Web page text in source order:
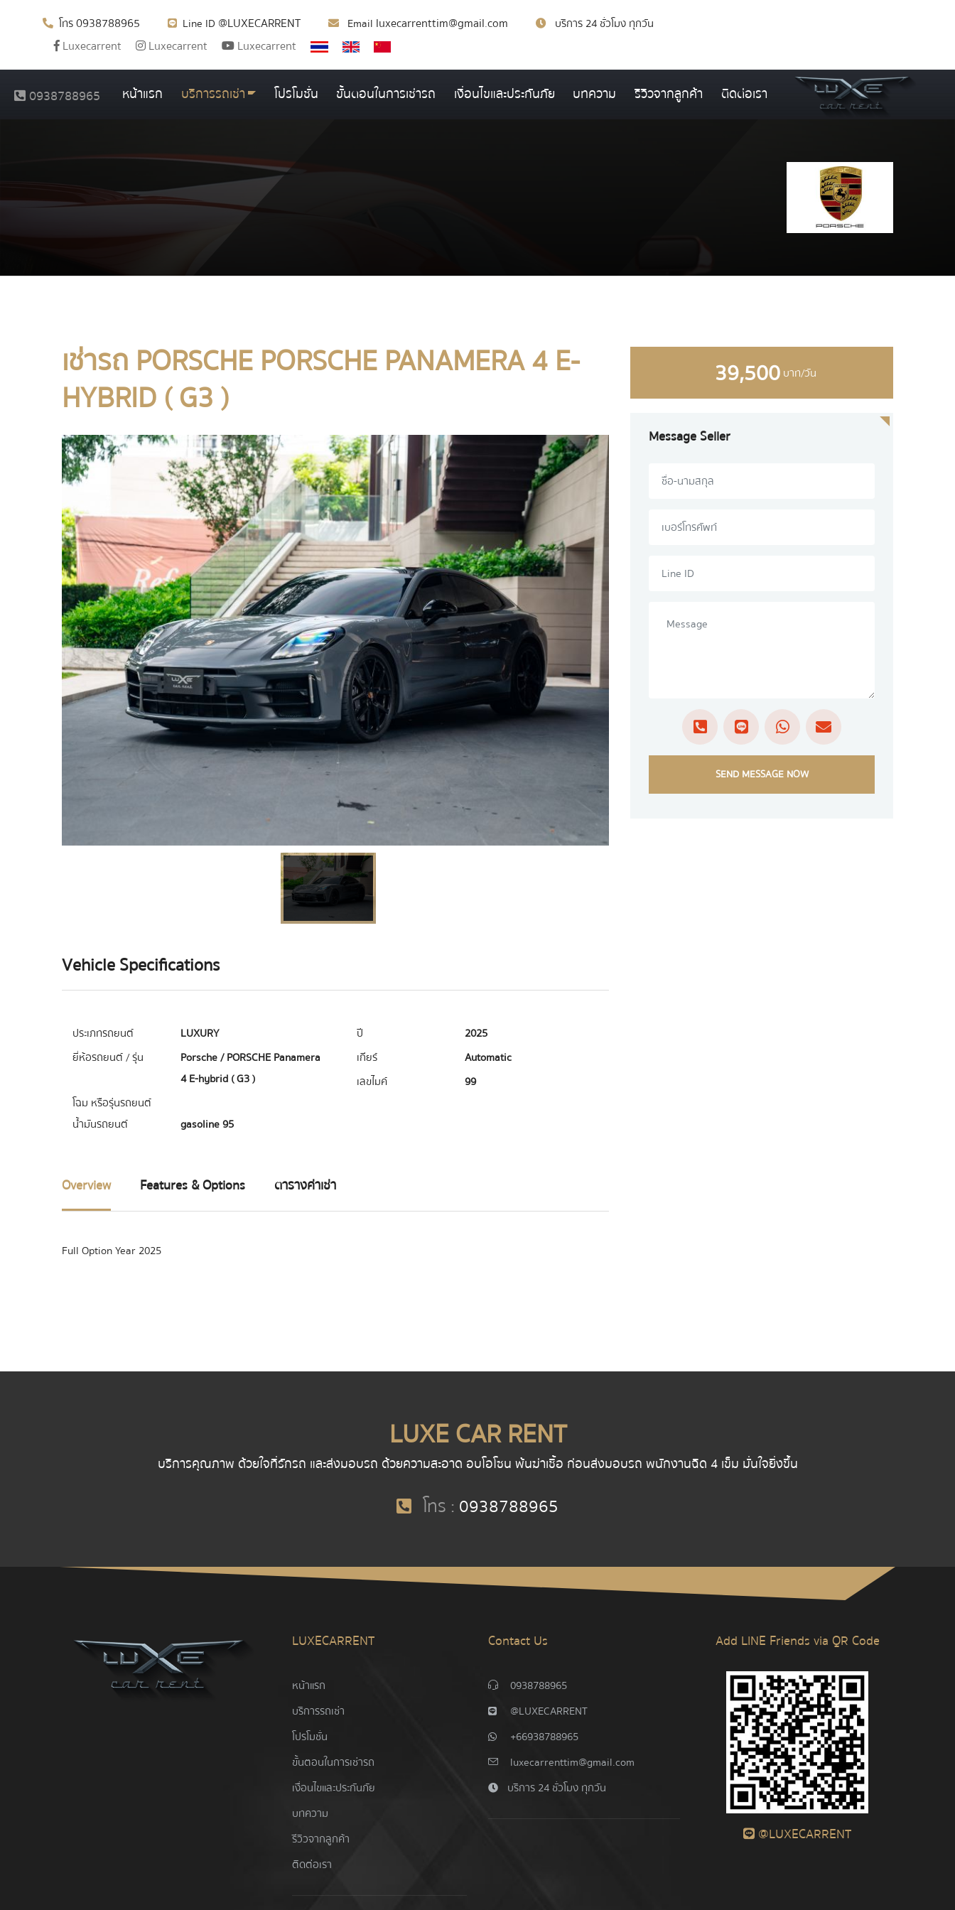
โทร0938788965 Line ID @LUXECARRENT Email luxecarrenttim@gmail.com บริการ 24 ชั่วโมง ทุกวัน
Luxecarrent Luxecarrent Luxecarrent
0938788965 หน้าแรก บริการรถเช่า โปรโมชั่น ขั้นตอนในการเช่ารถ เงื่อนไขและประกันภัย บทความ รีวิวจากลูกค้า ติดต่อเรา
เช่ารถ PORSCHE PORSCHE PANAMERA 4 E-
HYBRID ( G3 )
Vehicle Specifications
ประเภทรถยนต์
LUXURY
ยี่ห้อรถยนต์ / รุ่น
Porsche / PORSCHE Panamera
4 E-hybrid ( G3 )
โฉม หรือรุ่นรถยนต์
น้ำมันรถยนต์
gasoline 95
ปี
2025
เกียร์
Automatic
เลขไมค์
99
Overview Features & Options ตารางค่าเช่า
Full Option Year 2025
39,500บาท/วัน
Message Seller
SEND MESSAGE NOW
LUXE CAR RENT
บริการคุณภาพ ด้วยใจที่รักรถ และส่งมอบรถ ด้วยความสะอาด อบโอโซน พ้นฆ่าเชื้อ ก่อนส่งมอบรถ พนักงานฉีด 4 เข็ม มั่นใจยิ่งขึ้น
โทร : 0938788965
LUXECARRENT
หน้าแรก
บริการรถเช่า
โปรโมชั่น
ขั้นตอนในการเช่ารถ
เงื่อนไขและประกันภัย
บทความ
รีวิวจากลูกค้า
ติดต่อเรา
Contact Us
0938788965
@LUXECARRENT
+66938788965
luxecarrenttim@gmail.com
บริการ 24 ชั่วโมง ทุกวัน
Add LINE Friends via QR Code
@LUXECARRENT